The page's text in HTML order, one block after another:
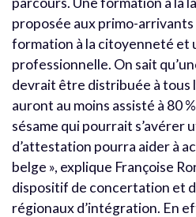
proposée aux primo-arrivants
formation à la citoyenneté et
professionnelle. On sait
devrait être distribuée à tous
auront au moins assisté à 80
sésame qui pourrait s’avérer
d’attestation pourra aider à
belge », explique Françoise
dispositif de concertation et
régionaux d’intégration. En